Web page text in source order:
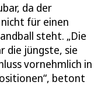
da der
für einen
steht. „Die
die jüngste, sie
vornehmlich in
betont